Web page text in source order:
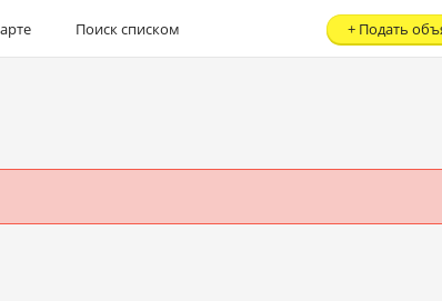
Поиск списком + Подать